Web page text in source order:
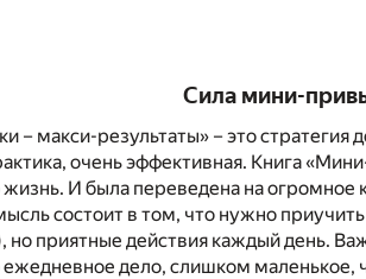
Сила мини-
– макси-результаты» – это
очень эффективная. Книга
И была переведена на огромное
состоит в том, что нужно
но приятные действия каждый день.
ежедневное дело, слишком маленькое,